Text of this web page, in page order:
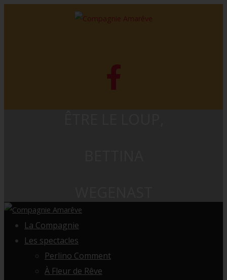
La Compagnie
Les spectacles
Perlino Comment
À Fleur de Rêve